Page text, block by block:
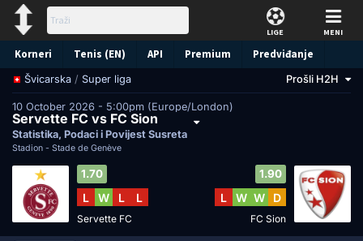
LIGE MENI
Korneri Tenis (EN) API Premium Predviđanje
Švicarska / Super liga Prošli H2H
10 October 2026 - 5:00pm (Europe/London)
Servette FC vs FC Sion
Statistika, Podaci i Povijest Susreta
Stadion - Stade de Genève
1.70
L W L L
Servette FC
1.90
L W W D
FC Sion